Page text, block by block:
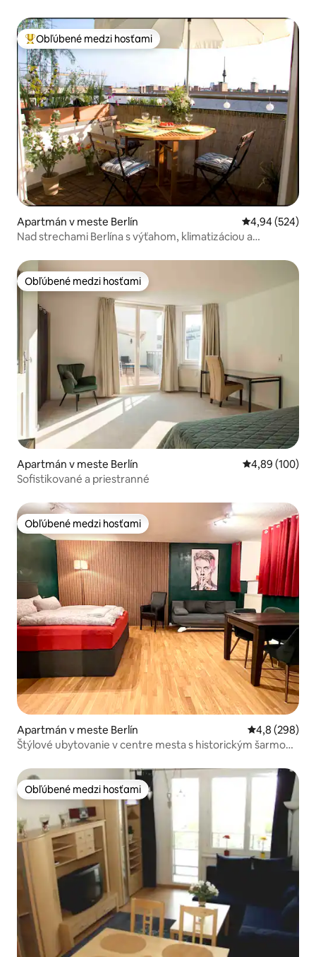
Najobľúbenejšie medzi hosťami
Obľúbené medzi hosťami
Apartmán v meste Berlín Priemerné
4,94 (524)
Nad strechami Berlína s výťahom, klimatizáciou a
Obľúbené medzi hosťami
Obľúbené medzi hosťami
Apartmán v meste Berlín Priemerné
4,89 (100)
Sofistikované a priestranné
Obľúbené medzi hosťami
Obľúbené medzi hosťami
Apartmán v meste Berlín Priemerné
4,8 (298)
Štýlové ubytovanie v centre mesta s historickým šarmom
Obľúbené medzi hosťami
Obľúbené medzi hosťami